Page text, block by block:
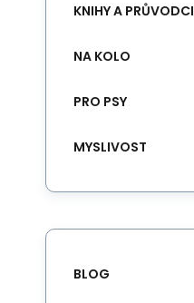
KNIHY A PRŮVODCI
NA KOLO
PRO PSY
MYSLIVOST
BLOG